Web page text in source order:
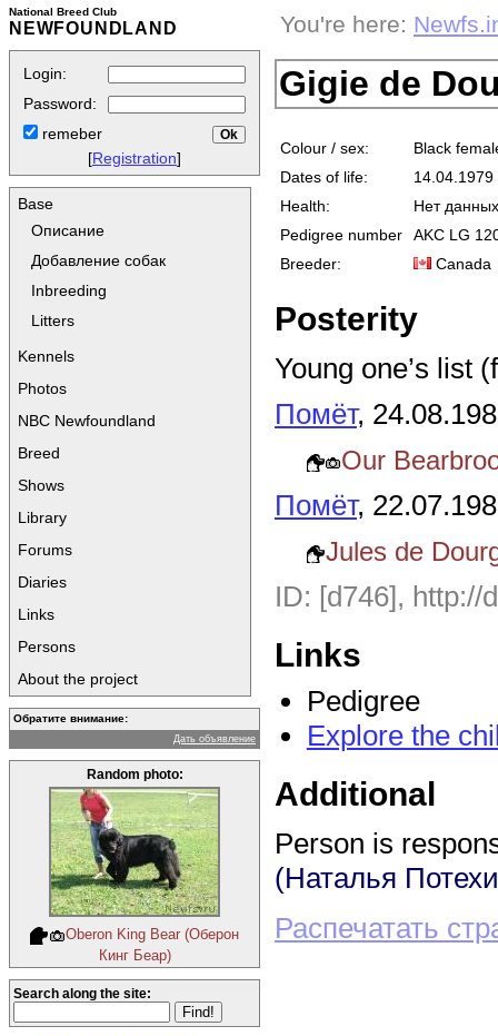
National Breed Club
NEWFOUNDLAND
Login:
Password:
remeber
[Registration]
Base
Описание
Добавление собак
Inbreeding
Litters
Kennels
Photos
NBC Newfoundland
Breed
Shows
Library
Forums
Diaries
Links
Persons
About the project
Обратите внимание:
Дать объявление
Random photo:
Oberon King Bear (Оберон
Кинг Беар)
Search along the site:
You're here:
Gigie de
Colour / sex:
Black
Dates of life:
Health:
Нет данных
Pedigree number
AKC LG
Breeder:
Canada
Posterity
Young one’s list
Помёт,
Our
Помёт,
Jules de
ID: [d746], http://
Links
Pedigree
Explore the
Additional
Person is
(Наталья
Распечатать